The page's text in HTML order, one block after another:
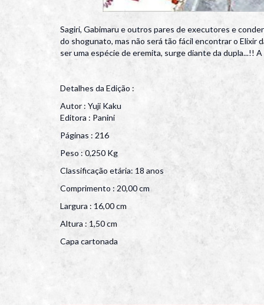
Sagiri, Gabimaru e outros pares de executores e
do shogunato, mas não será tão fácil encontrar o
ser uma espécie de eremita, surge diante da dupla...!!
Detalhes da Edição :
Autor : Yuji Kaku
Editora : Panini
Páginas : 216
Peso : 0,250 Kg
Classificação etária: 18 anos
Comprimento : 20,00 cm
Largura : 16,00 cm
Altura : 1,50 cm
Capa cartonada